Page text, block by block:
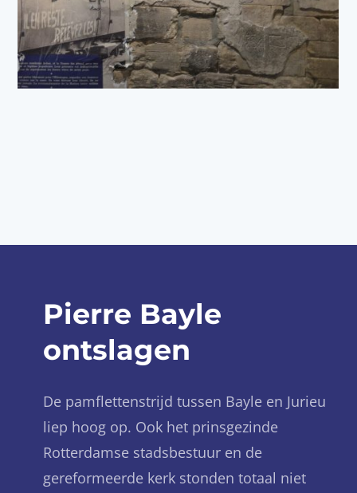
Pierre Bayle
ontslagen
De pamflettenstrijd tussen Bayle en Jurieu
liep hoog op. Ook het prinsgezinde
Rotterdamse stadsbestuur en de
gereformeerde kerk stonden totaal niet